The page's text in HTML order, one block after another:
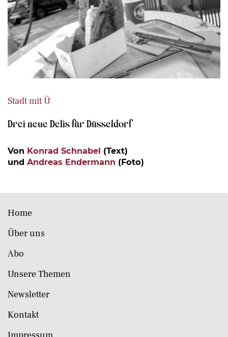
Stadt mit Ü
Drei neue Delis für Düsseldorf
Von Konrad Schnabel (Text)
und Andreas Endermann (Foto)
Home
Über uns
Abo
Unsere Themen
Newsletter
Kontakt